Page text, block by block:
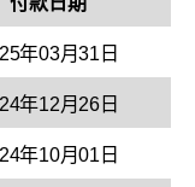
年03月31日
年12月26日
年10月01日